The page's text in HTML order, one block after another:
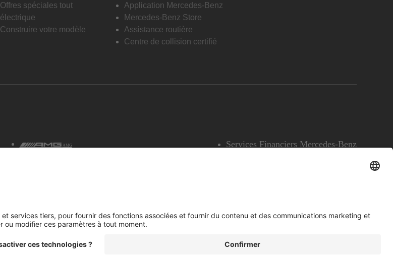
Offres spéciales tout
électrique
Construire votre modèle
Application Mercedes-Benz
Mercedes-Benz Store
Assistance routière
Centre de collision certifié
AMG Services Financiers Mercedes-Benz